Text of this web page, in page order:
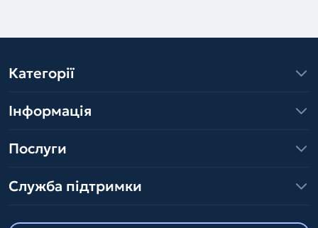
Категорії
Інформація
Послуги
Служба підтримки